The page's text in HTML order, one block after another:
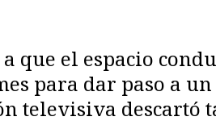
que el espacio
para dar paso a
televisiva descartó